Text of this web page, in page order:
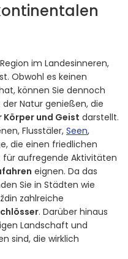
im Landesinneren,
Obwohl es keinen
können Sie dennoch
Natur genießen, die
und Geist darstellt.
Flusstäler, Seen,
die einen friedlichen
für aufregende Aktivitäten
eignen. Da das
Sie in Städten wie
zahlreiche
. Darüber hinaus
Landschaft und
sind, die wirklich